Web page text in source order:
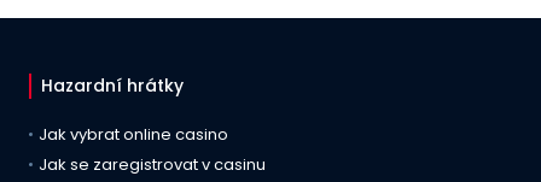
Hazardní hrátky
Jak vybrat online casino
Jak se zaregistrovat v casinu